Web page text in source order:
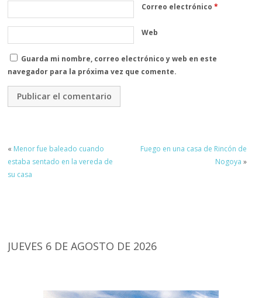
Correo electrónico*
Web
Guarda mi nombre, correo electrónico y web en este
navegador para la próxima vez que comente.
« Menor fue baleado cuando
estaba sentado en la vereda de
su casa
Fuego en una casa de Rincón de
Nogoya »
JUEVES 6 DE AGOSTO DE 2026